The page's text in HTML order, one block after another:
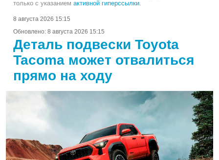
только с указанием активной гиперссылки.
8 августа 2026 15:15
Обновлено: 8 августа 2026 15:15
Деталь подвески Toyota
Tacoma может отвалиться
прямо на ходу